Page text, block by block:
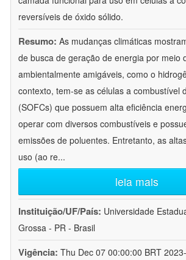
reversíveis de óxido sólido.
Resumo: As mudanças climáticas
de busca de geração de energia por meio
ambientalmente amigáveis, como o
contexto, tem-se as células a combustível
(SOFCs) que possuem alta eficiência
operar com diversos combustíveis e
emissões de poluentes. Entretanto, as
uso (ao re...
leia mais
Instituição/UF/País: Universidade
Grossa - PR - Brasil
Vigência: Thu Dec 07 00:00:00 BRT